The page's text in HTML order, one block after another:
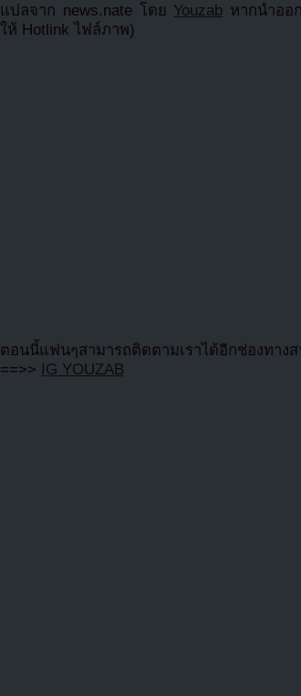
แปลจาก news.nate โดย Youzab หากนำออ
ให้ Hotlink ไฟล์ภาพ)
ตอนนี้แฟนๆสามารถติดตามเราได้อีกช่องทา
==>> IG YOUZAB